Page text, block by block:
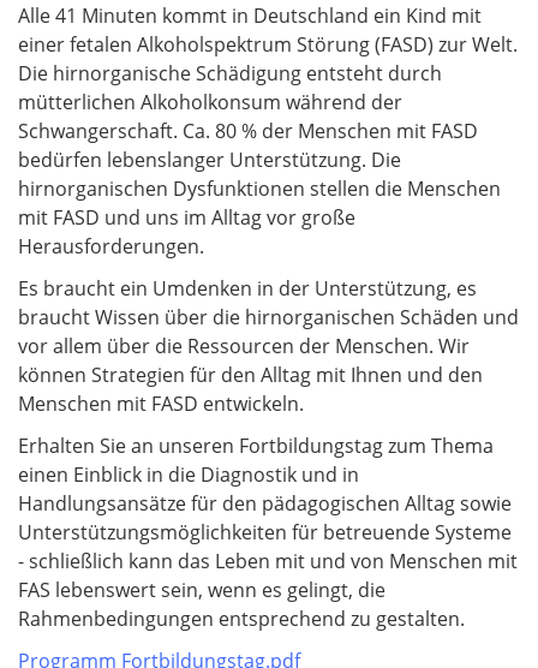
Alle 41 Minuten kommt in Deutschland ein Kind mit
einer fetalen Alkoholspektrum Störung (FASD) zur Welt.
Die hirnorganische Schädigung entsteht durch
mütterlichen Alkoholkonsum während der
Schwangerschaft. Ca. 80 % der Menschen mit FASD
bedürfen lebenslanger Unterstützung. Die
hirnorganischen Dysfunktionen stellen die Menschen
mit FASD und uns im Alltag vor große
Herausforderungen.
Es braucht ein Umdenken in der Unterstützung, es
braucht Wissen über die hirnorganischen Schäden und
vor allem über die Ressourcen der Menschen. Wir
können Strategien für den Alltag mit Ihnen und den
Menschen mit FASD entwickeln.
Erhalten Sie an unseren Fortbildungstag zum Thema
einen Einblick in die Diagnostik und in
Handlungsansätze für den pädagogischen Alltag sowie
Unterstützungsmöglichkeiten für betreuende Systeme
- schließlich kann das Leben mit und von Menschen mit
FAS lebenswert sein, wenn es gelingt, die
Rahmenbedingungen entsprechend zu gestalten.
Programm Fortbildungstag.pdf